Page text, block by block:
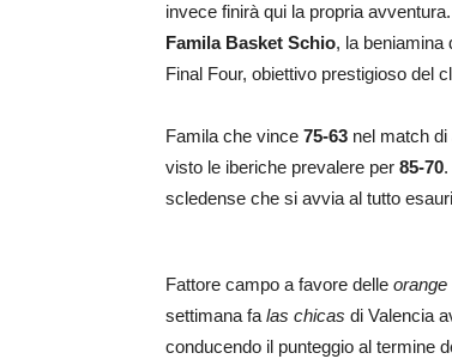
invece finirà qui la propria
Famila Basket Schio, la beniamina
Final Four, obiettivo prestigioso del
Famila che vince 75-63 nel match
visto le iberiche prevalere per 85-70
scledense che si avvia al tutto
Fattore campo a favore delle orange
settimana fa las chicas di Valencia
conducendo il punteggio al termine